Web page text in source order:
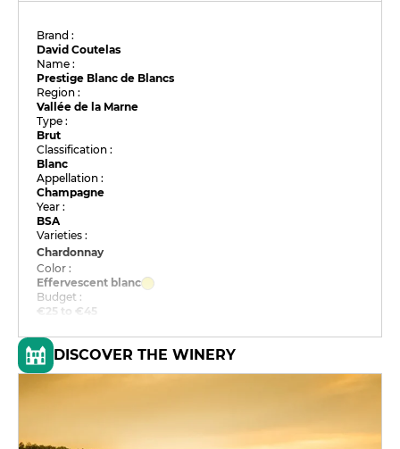
Brand :
David Coutelas
Name :
Prestige Blanc de Blancs
Region :
Vallée de la Marne
Type :
Brut
Classification :
Blanc
Appellation :
Champagne
Year :
BSA
Varieties :
Chardonnay
Color :
Effervescent blanc
Budget :
€25 to €45
DISCOVER THE WINERY